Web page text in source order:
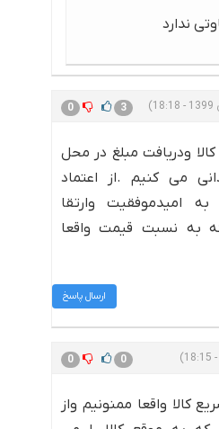
ندارد
0 3
ودریافت مبلغ در محل
می کنیم .از اعتماد
امیدموفقیت وارتقا
به نسبت قیمت واقعا
ارسال پاسخ
0 0
کالا واقعا ممنونیم واز